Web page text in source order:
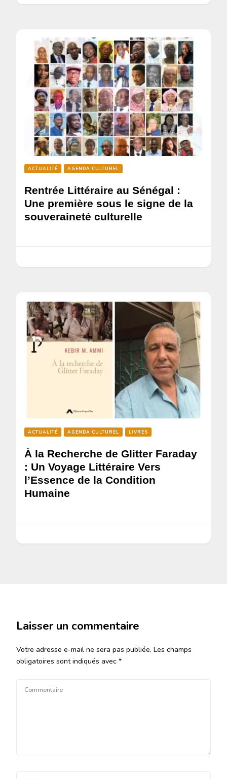
ACTUALITÉ AGENDA CULTUREL
Rentrée Littéraire au Sénégal :
Une première sous le signe de la
souveraineté culturelle
ACTUALITÉ AGENDA CULTUREL LIVRES
À la Recherche de Glitter Faraday
: Un Voyage Littéraire Vers
l’Essence de la Condition
Humaine
Laisser un commentaire
Votre adresse e-mail ne sera pas publiée. Les champs
obligatoires sont indiqués avec *